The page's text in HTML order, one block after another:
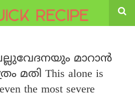
മാറാൻ
മതി This alone is
the most severe